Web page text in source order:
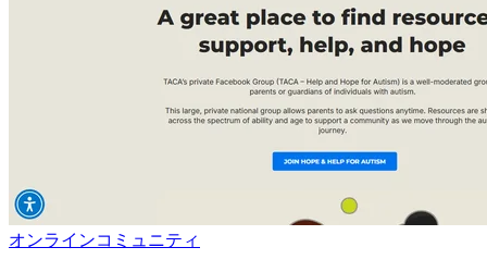
オンラインコミュニティ